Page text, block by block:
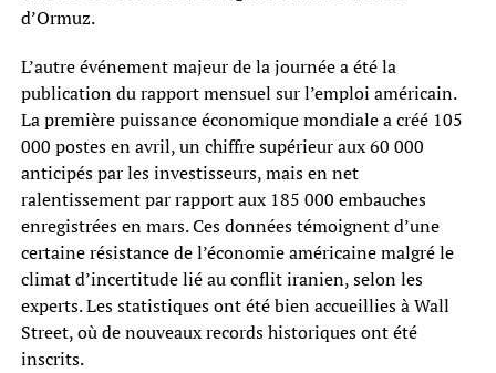
d’Ormuz.
L’autre événement majeur de la journée a été la
publication du rapport mensuel sur l’emploi américain.
La première puissance économique mondiale a créé 105
000 postes en avril, un chiffre supérieur aux 60 000
anticipés par les investisseurs, mais en net
ralentissement par rapport aux 185 000 embauches
enregistrées en mars. Ces données témoignent d’une
certaine résistance de l’économie américaine malgré le
climat d’incertitude lié au conflit iranien, selon les
experts. Les statistiques ont été bien accueillies à Wall
Street, où de nouveaux records historiques ont été
inscrits.